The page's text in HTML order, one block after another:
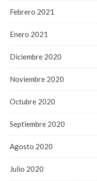
Febrero 2021
Enero 2021
Diciembre 2020
Noviembre 2020
Octubre 2020
Septiembre 2020
Agosto 2020
Julio 2020